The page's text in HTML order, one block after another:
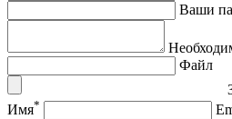
Ваши
Файл
Имя*